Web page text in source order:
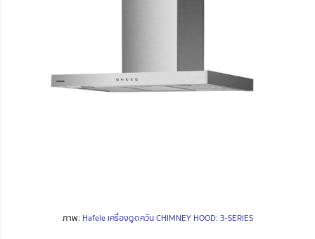
ภาพ: Hafele เครื่องดูดควัน CHIMNEY HOOD: 3-SERIES